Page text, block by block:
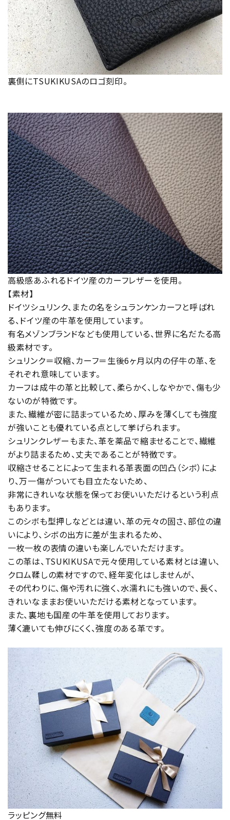
裏側にTSUKIKUSAのロゴ刻印。
高級感あふれるドイツ産のカーフレザーを使用。
【素材】
ドイツシュリンク、またの名をシュランケンカーフと呼ばれ
る、ドイツ産の牛革を使用しています。
有名メゾンブランドなども使用している、世界に名だたる高
級素材です。
シュリンク＝収縮、カーフ＝生後6ヶ月以内の仔牛の革、を
それぞれ意味しています。
カーフは成牛の革と比較して、柔らかく、しなやかで、傷も少
ないのが特徴です。
また、繊維が密に詰まっているため、厚みを薄くしても強度
が強いことも優れている点として挙げられます。
シュリンクレザーもまた、革を薬品で縮ませることで、繊維
がより詰まるため、丈夫であることが特徴です。
収縮させることによって生まれる革表面の凹凸（シボ）によ
り、万一傷がついても目立たないため、
非常にきれいな状態を保ってお使いいただけるという利点
もあります。
このシボも型押しなどとは違い、革の元々の固さ、部位の違
いにより、シボの出方に差が生まれるため、
一枚一枚の表情の違いも楽しんでいただけます。
この革は、TSUKIKUSAで元々使用している素材とは違い、
クロム鞣しの素材ですので、経年変化はしませんが、
その代わりに、傷や汚れに強く、水濡れにも強いので、長く、
きれいなままお使いいただける素材となっています。
また、裏地も国産の牛革を使用しております。
薄く漉いても伸びにくく、強度のある革です。
ラッピング無料